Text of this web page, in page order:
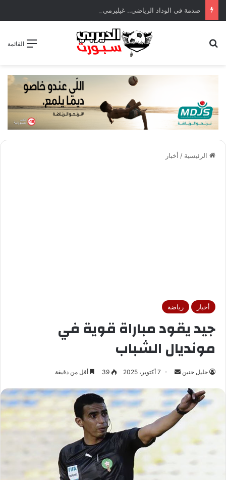
القائمة
الرئيسية / أخبار
أخبار رياضة
جيد يقود مباراة قوية في
مونديال الشباب
جليل حنين
س
ل
ب
7 أكتوبر، 2025 39 أقل من دقيقة